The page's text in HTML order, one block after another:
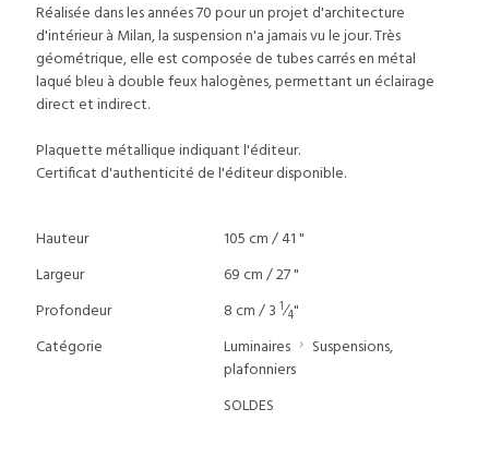
Réalisée dans les années 70 pour un projet d'architecture
d'intérieur à Milan, la suspension n'a jamais vu le jour. Très
géométrique, elle est composée de tubes carrés en métal
laqué bleu à double feux halogènes, permettant un éclairage
direct et indirect.
Plaquette métallique indiquant l'éditeur.
Certificat d'authenticité de l'éditeur disponible.
Hauteur
105 cm / 41 "
Largeur
69 cm / 27 "
Profondeur
8 cm / 3 1⁄4"
Catégorie
Luminaires
Suspensions,
plafonniers
SOLDES